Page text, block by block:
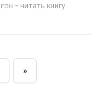
- читать книгу
»